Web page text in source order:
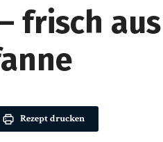
frisch aus
Rezept drucken